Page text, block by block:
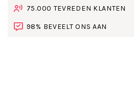
75.000 TEVREDEN KLANTEN
98% BEVEELT ONS AAN